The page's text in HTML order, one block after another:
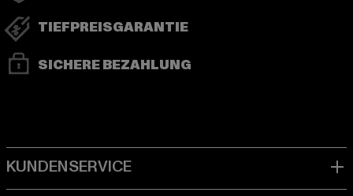
TIEFPREISGARANTIE
SICHERE BEZAHLUNG